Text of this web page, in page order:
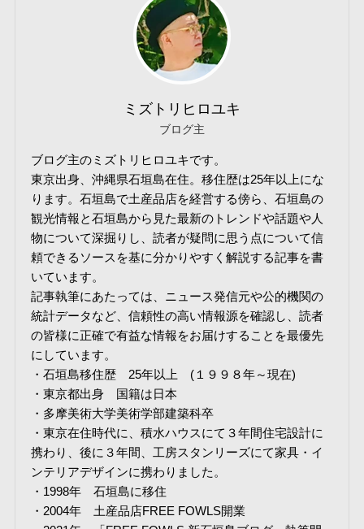
ミズトリヒロユキ
ブログ主
ブログ主のミズトリヒロユキです。
東京出身、沖縄県石垣島在住。移住歴は25年以上にな
ります。石垣島で土産品店を経営する傍ら、石垣島の
観光情報と石垣島から見た最新のトレンドや話題や人
物について深掘りし、読者が疑問に思う点について信
頼できるソースを基に分かりやすく解説する記事を書
いています。
記事執筆にあたっては、ニュース発信元や公的機関の
統計データなど、信頼性の高い情報源を確認し、読者
の皆様に正確で有益な情報をお届けすることを最優先
にしています。
・石垣島移住歴 25年以上 (１９９８年～現在)
・東京都出身 国籍は日本
・多摩美術大学美術学部建築科卒
・東京在住時代に、積水ハウスにて３年間住宅設計に
携わり、後に３年間、工房スタンリーズにて家具・イ
ンテリアデザインに携わりました。
・1998年 石垣島に移住
・2004年 土産品店FREE FOWLS開業